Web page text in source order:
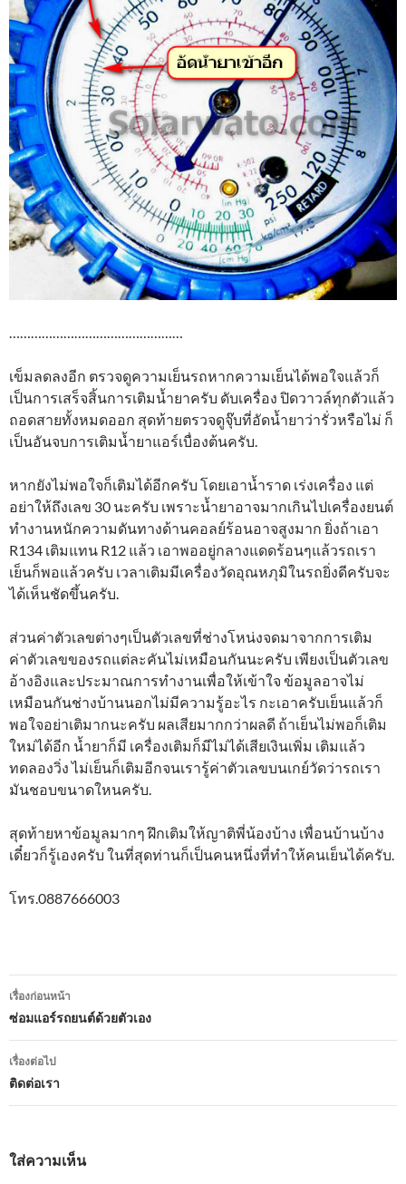
เข็มลดลงอีก ตรวจดูความเย็นรถหากความเย็นได้พอใจแล้วก็
เป็นการเสร็จสิ้นการเติมน้ำยาครับ ดับเครื่อง ปิดวาวล์ทุกตัวแล้ว
ถอดสายทั้งหมดออก สุดท้ายตรวจดูจุ๊บที่อัดน้ำยาว่ารั่วหรือไม่ ก็
เป็นอันจบการเติมน้ำยาแอร์เบื่องต้นครับ.
หากยังไม่พอใจก็เติมได้อีกครับ โดยเอาน้ำราด เร่งเครื่อง แต่
อย่าให้ถึงเลข 30 นะครับ เพราะน้ำยาอาจมากเกินไปเครื่องยนต์
ทำงานหนักความดันทางด้านคอลย์ร้อนอาจสูงมาก ยิ่งถ้าเอา
R134 เติมแทน R12 แล้ว เอาพออยู่กลางแดดร้อนๆแล้วรถเรา
เย็นก็พอแล้วครับ เวลาเติมมีเครื่องวัดอุณหภุมิในรถยิ่งดีครับจะ
ได้เห็นชัดขึ้นครับ.
ส่วนค่าตัวเลขต่างๆเป็นตัวเลขที่ช่างโหน่งจดมาจากการเติม
ค่าตัวเลขของรถแต่ละคันไม่เหมือนกันนะครับ เพียงเป็นตัวเลข
อ้างอิงและประมาณการทำงานเพื่อให้เข้าใจ ข้อมูลอาจไม่
เหมือนกันช่างบ้านนอกไม่มีความรู้อะไร กะเอาครับเย็นแล้วก็
พอใจอย่าเติมากนะครับ ผลเสียมากกว่าผลดี ถ้าเย็นไม่พอก็เติม
ใหม่ได้อีก น้ำยาก็มี เครื่องเติมก็มีไม่ได้เสียเงินเพิ่ม เติมแล้ว
ทดลองวิ่ง ไม่เย็นก็เติมอีกจนเรารู้ค่าตัวเลขบนเกย์วัดว่ารถเรา
มันชอบขนาดใหนครับ.
สุดท้ายหาข้อมูลมากๆ ฝึกเติมให้ญาติพี่น้องบ้าง เพื่อนบ้านบ้าง
เดี๋ยวก็รู้เองครับ ในที่สุดท่านก็เป็นคนหนึ่งที่ทำให้คนเย็นได้ครับ.
โทร.0887666003
เมนู
นำทาง
เรื่อง
เรื่องก่อนหน้า
ซ่อมแอร์รถยนต์ด้วยตัวเอง
เรื่องต่อไป
ติดต่อเรา
ใส่ความเห็น